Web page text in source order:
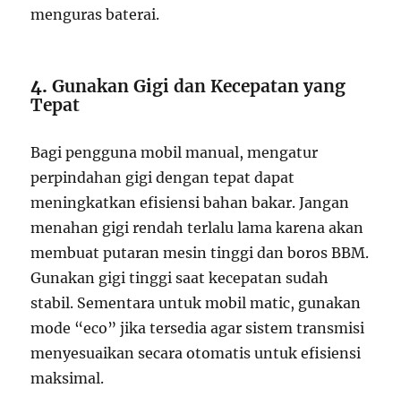
menguras baterai.
4.Gunakan Gigi dan Kecepatan yang
Tepat
Bagi pengguna mobil manual, mengatur
perpindahan gigi dengan tepat dapat
meningkatkan efisiensi bahan bakar. Jangan
menahan gigi rendah terlalu lama karena akan
membuat putaran mesin tinggi dan boros BBM.
Gunakan gigi tinggi saat kecepatan sudah
stabil. Sementara untuk mobil matic, gunakan
mode “eco” jika tersedia agar sistem transmisi
menyesuaikan secara otomatis untuk efisiensi
maksimal.